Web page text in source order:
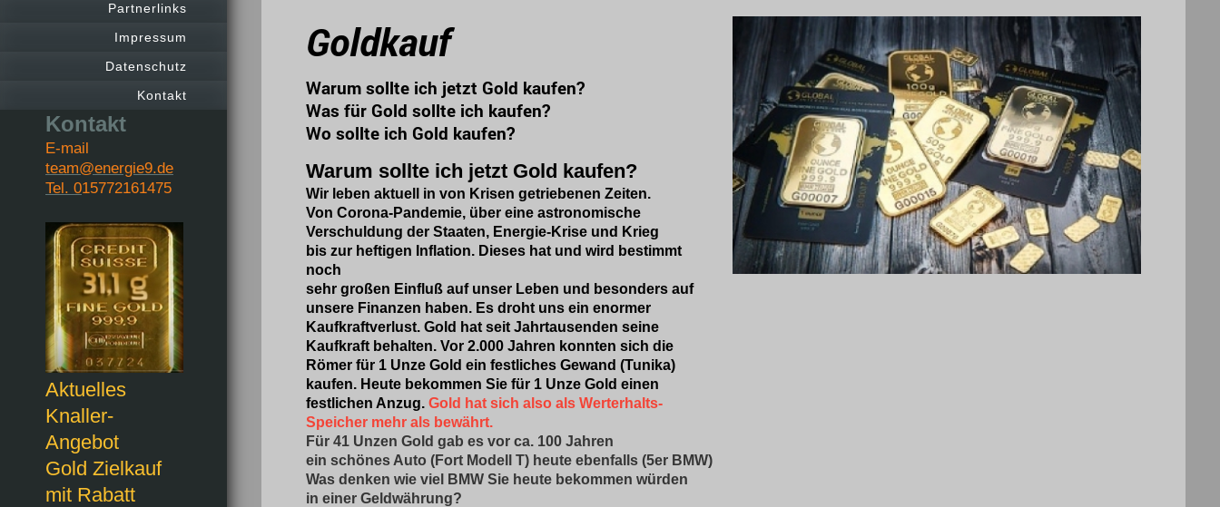
Partnerlinks
Impressum
Datenschutz
Kontakt
Kontakt
E-mail
team@energie9.de
Tel. 015772161475
Aktuelles
Knaller-
Angebot
Gold Zielkauf
mit Rabatt
Goldkauf
Warum sollte ich jetzt Gold kaufen?
Was für Gold sollte ich kaufen?
Wo sollte ich Gold kaufen?
Warum sollte ich jetzt Gold kaufen?
Wir leben aktuell in von Krisen getriebenen Zeiten.
Von Corona-Pandemie, über eine astronomische
Verschuldung der Staaten, Energie-Krise und Krieg
bis zur heftigen Inflation. Dieses hat und wird bestimmt
noch
sehr großen Einfluß auf unser Leben und besonders auf
unsere Finanzen haben. Es droht uns ein enormer
Kaufkraftverlust. Gold hat seit Jahrtausenden seine
Kaufkraft behalten. Vor 2.000 Jahren konnten sich die
Römer für 1 Unze Gold ein festliches Gewand (Tunika)
kaufen. Heute bekommen Sie für 1 Unze Gold einen
festlichen Anzug. Gold hat sich also als Werterhalts-
Speicher mehr als bewährt.
Für 41 Unzen Gold gab es vor ca. 100 Jahren
ein schönes Auto (Fort Modell T) heute ebenfalls (5er BMW)
Was denken wie viel BMW Sie heute bekommen würden
in einer Geldwährung?